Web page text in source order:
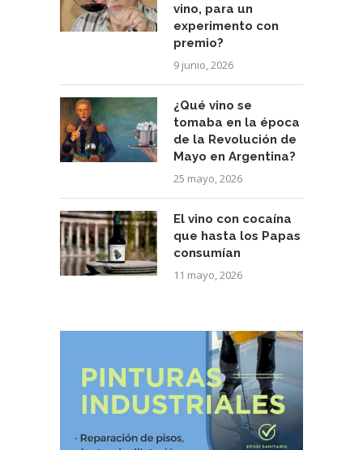
vino, para un
experimento con
premio?
9 junio, 2026
¿Qué vino se
tomaba en la época
de la Revolución de
Mayo en Argentina?
25 mayo, 2026
El vino con cocaína
que hasta los Papas
consumían
11 mayo, 2026